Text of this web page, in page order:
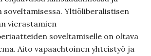
soveltamisessa. Yltiöliberalistisen
vierastamien
soveltamiselle on oltava
Aito vapaaehtoinen yhteistyö ja